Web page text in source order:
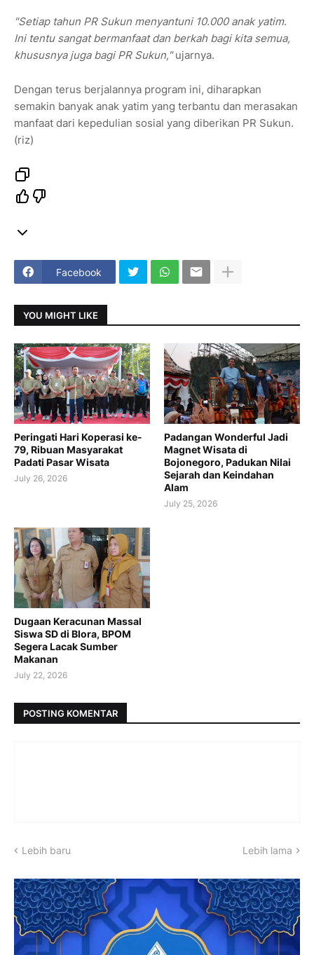
"Setiap tahun PR Sukun menyantuni 10.000 anak yatim.
Ini tentu sangat bermanfaat dan berkah bagi kita semua,
khususnya juga bagi PR Sukun,"ujarnya.
Dengan terus berjalannya program ini, diharapkan
semakin banyak anak yatim yang terbantu dan merasakan
manfaat dari kepedulian sosial yang diberikan PR Sukun.
(riz)
Facebook
YOU MIGHT LIKE
Peringati Hari Koperasi ke-
79, Ribuan Masyarakat
Padati Pasar Wisata
July 26, 2026
Padangan Wonderful Jadi
Magnet Wisata di
Bojonegoro, Padukan Nilai
Sejarah dan Keindahan
Alam
July 25, 2026
Dugaan Keracunan Massal
Siswa SD di Blora, BPOM
Segera Lacak Sumber
Makanan
July 22, 2026
POSTING KOMENTAR
Lebih baru Lebih lama